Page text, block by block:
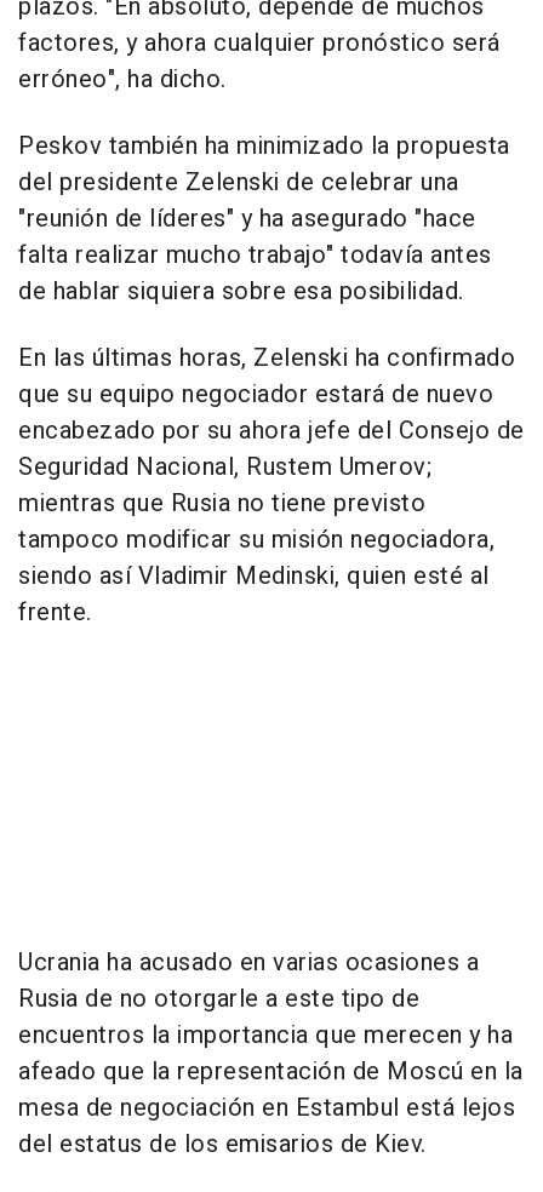
plazos. "En absoluto, depende de muchos
factores, y ahora cualquier pronóstico será
erróneo", ha dicho.
Peskov también ha minimizado la propuesta
del presidente Zelenski de celebrar una
"reunión de líderes" y ha asegurado "hace
falta realizar mucho trabajo" todavía antes
de hablar siquiera sobre esa posibilidad.
En las últimas horas, Zelenski ha confirmado
que su equipo negociador estará de nuevo
encabezado por su ahora jefe del Consejo de
Seguridad Nacional, Rustem Umerov;
mientras que Rusia no tiene previsto
tampoco modificar su misión negociadora,
siendo así Vladimir Medinski, quien esté al
frente.
Ucrania ha acusado en varias ocasiones a
Rusia de no otorgarle a este tipo de
encuentros la importancia que merecen y ha
afeado que la representación de Moscú en la
mesa de negociación en Estambul está lejos
del estatus de los emisarios de Kiev.